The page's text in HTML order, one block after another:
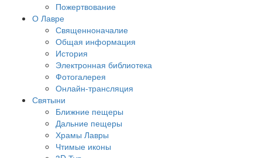
Пожертвование
О Лавре
Священноначалие
Общая информация
История
Электронная библиотека
Фотогалерея
Онлайн-трансляция
Святыни
Ближние пещеры
Дальние пещеры
Храмы Лавры
Чтимые иконы